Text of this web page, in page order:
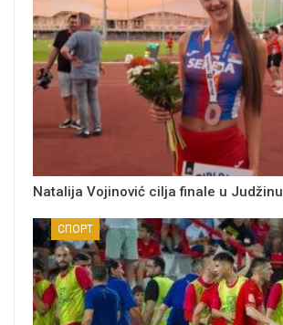
Natalija Vojinović cilja finale u Judžinu
СПОРТ